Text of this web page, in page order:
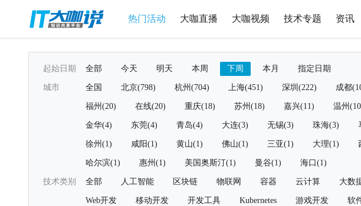
热门活动 大咖直播 大咖视频 技术专题 资讯
起始日期 全部 今天 明天 本周 下周 本月 指定日期
城市 全国 北京(798) 杭州(704) 上海(451) 深圳(222) 成都
福州(20) 在线(20) 重庆(18) 苏州(18) 嘉兴(11) 温州
金华(4) 东莞(4) 青岛(4) 大连(3) 无锡(3) 珠海(3)
徐州(1) 咸阳(1) 黄山(1) 佛山(1) 三亚(1) 大理(1)
哈尔滨(1) 惠州(1) 美国奥斯汀(1) 曼谷(1) 海口(1)
技术类别 全部 人工智能 区块链 物联网 容器 云计算 大数
Web开发 移动开发 开发工具 Kubernetes 游戏开发 软